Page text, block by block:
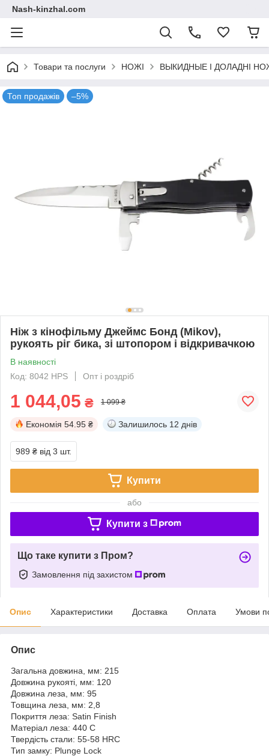
Nash-kinzhal.com
Товари та послуги НОЖІ ВЫКИДНЫЕ І ДОЛАДНІ
Топ продажів –5%
Ніж з кінофільму Джеймс Бонд (Mikov),
рукоять ріг бика, зі штопором і відкривачкою
В наявності
Код: 8042 HPS
Опт і роздріб
1 044,05 ₴ 1 099 ₴
Економія 54.95 ₴ Залишилось 12 днів
989 ₴ від 3 шт.
Купити
або
Купити з
Що таке купити з Пром?
Замовлення під захистом
Опис Характеристики Доставка Оплата Умови
Опис
Загальна довжина, мм: 215
Довжина рукояті, мм: 120
Довжина леза, мм: 95
Товщина леза, мм: 2,8
Покриття леза: Satin Finish
Матеріал леза: 440 C
Твердість стали: 55-58 HRC
Тип замку: Plunge Lock